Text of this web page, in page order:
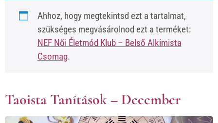
Ahhoz, hogy megtekintsd ezt a tartalmat,
szükséges megvásárolnod ezt a terméket:
NEF Női Életmód Klub – Belső Alkimista
Csomag.
Taoista Tanítások – December